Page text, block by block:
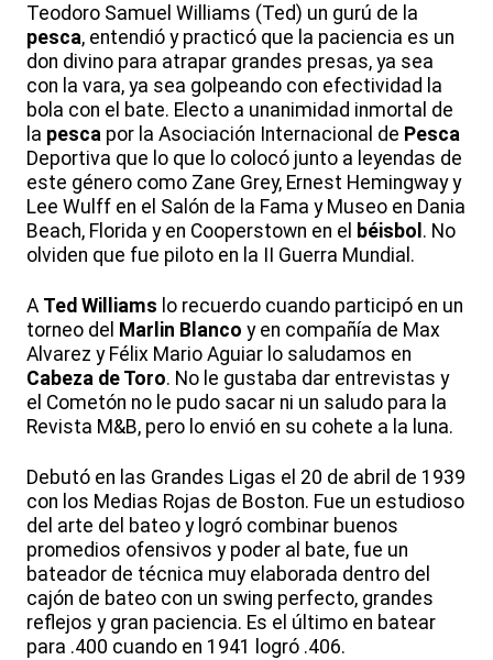
Teodoro Samuel Williams (Ted) un gurú de la
pesca, entendió y practicó que la paciencia es un
don divino para atrapar grandes presas, ya sea
con la vara, ya sea golpeando con efectividad la
bola con el bate. Electo a unanimidad inmortal de
la pesca por la Asociación Internacional de Pesca
Deportiva que lo que lo colocó junto a leyendas de
este género como Zane Grey, Ernest Hemingway y
Lee Wulff en el Salón de la Fama y Museo en Dania
Beach, Florida y en Cooperstown en el béisbol . No
olviden que fue piloto en la II Guerra Mundial.
A Ted Williams lo recuerdo cuando participó en un
torneo del Marlin Blanco y en compañía de Max
Alvarez y Félix Mario Aguiar lo saludamos en
Cabeza de Toro. No le gustaba dar entrevistas y
el Cometón no le pudo sacar ni un saludo para la
Revista M&B, pero lo envió en su cohete a la luna.
Debutó en las Grandes Ligas el 20 de abril de 1939
con los Medias Rojas de Boston. Fue un estudioso
del arte del bateo y logró combinar buenos
promedios ofensivos y poder al bate, fue un
bateador de técnica muy elaborada dentro del
cajón de bateo con un swing perfecto, grandes
reflejos y gran paciencia. Es el último en batear
para .400 cuando en 1941 logró .406.